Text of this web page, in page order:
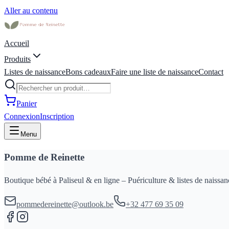
Aller au contenu
Accueil
Produits
Listes de naissanceBons cadeauxFaire une liste de naissanceContact
Panier
ConnexionInscription
Menu
Pomme de Reinette
Boutique bébé à Paliseul & en ligne – Puériculture & listes de
pommedereinette@outlook.be +32 477 69 35 09